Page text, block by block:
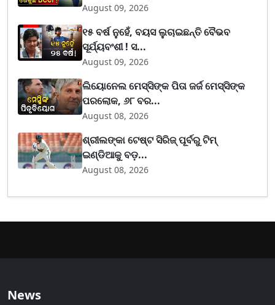
August 09, 2026
୧୫ ବର୍ଷ ନୁହେଁ, ବୟସ ଲୁଚାଇଛନ୍ତି ବୈଭବ
ସୂର୍ଯ୍ୟବଂଶୀ ! ସ...
August 09, 2026
ଲିୟୋନେଲ ମେସ୍ସିଙ୍କ ପିତା ଜର୍ଜ ମେସ୍ସିଙ୍କ
ପରଲୋକ, ୬୮ ବର...
August 08, 2026
ଶ୍ରୀଲଙ୍କା ଟେଷ୍ଟ ସିରିଜ୍‌ ପୂର୍ବରୁ ଟିମ୍‌
ଇଣ୍ଡିଆକୁ ବଡ଼...
August 08, 2026
News